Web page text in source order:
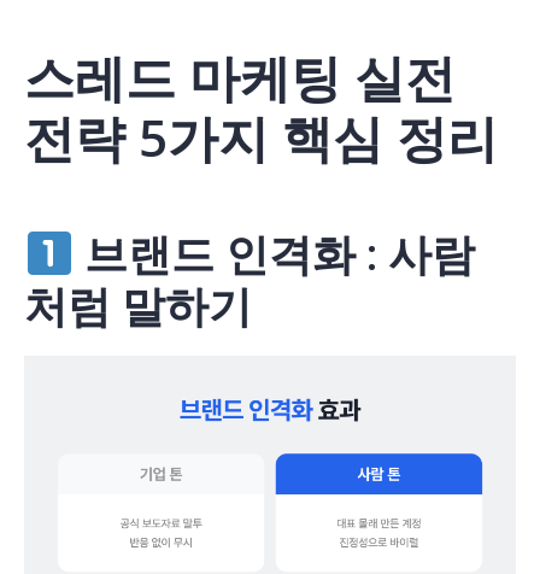
스레드 마케팅 실전
전략 5가지 핵심 정리
브랜드 인격화 : 사람
처럼 말하기